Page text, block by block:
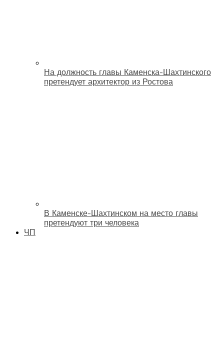
На должность главы Каменска-Шахтинского
претендует архитектор из Ростова
В Каменске-Шахтинском на место главы
претендуют три человека
ЧП